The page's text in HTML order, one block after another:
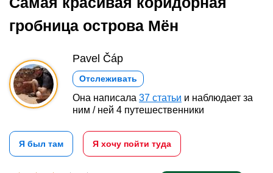
гробница острова Мён
Pavel Čáp
Отслеживать
Она написала 37 статьи и наблюдает за
ним / ней 4 путешественники
Я был там Я хочу пойти туда